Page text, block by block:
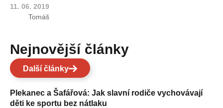
11. 06. 2019
Tomáš
Nejnovější články
Další články
Plekanec a Šafářová: Jak slavní rodiče vychovávají
děti ke sportu bez nátlaku